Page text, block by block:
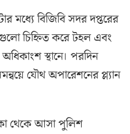
মধ্যে বিজিবি সদর দপ্তরের
চিহ্নিত করে টহল এবং
স্থানে। পরদিন
যৌথ অপারেশনের প্ল্যান
থেকে আসা পুলিশ